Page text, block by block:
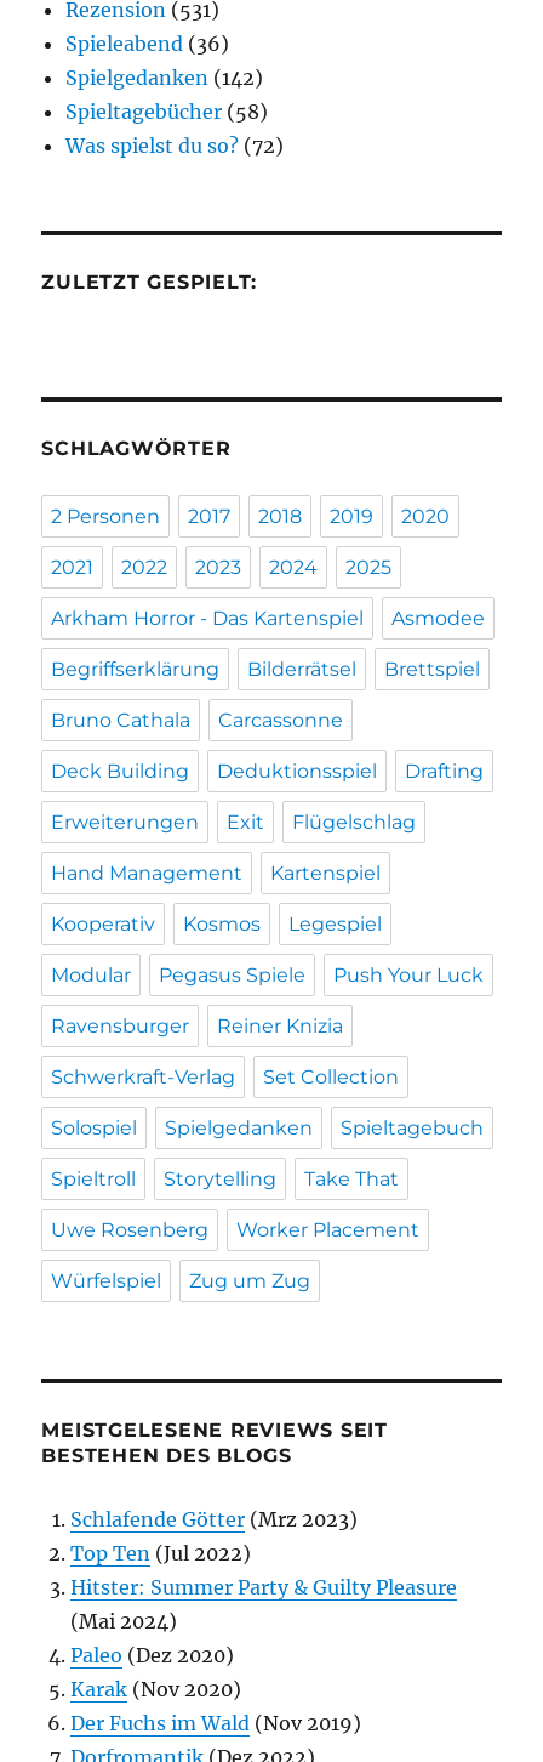
Rezension (531)
Spieleabend (36)
Spielgedanken (142)
Spieltagebücher (58)
Was spielst du so? (72)
ZULETZT GESPIELT:
SCHLAGWÖRTER
2 Personen 2017 2018 2019 2020
2021 2022 2023 2024 2025
Arkham Horror - Das Kartenspiel Asmodee
Begriffserklärung Bilderrätsel Brettspiel
Bruno Cathala Carcassonne
Deck Building Deduktionsspiel Drafting
Erweiterungen Exit Flügelschlag
Hand Management Kartenspiel
Kooperativ Kosmos Legespiel
Modular Pegasus Spiele Push Your Luck
Ravensburger Reiner Knizia
Schwerkraft-Verlag Set Collection
Solospiel Spielgedanken Spieltagebuch
Spieltroll Storytelling Take That
Uwe Rosenberg Worker Placement
Würfelspiel Zug um Zug
MEISTGELESENE REVIEWS SEIT
BESTEHEN DES BLOGS
Schlafende Götter (Mrz 2023)
Top Ten (Jul 2022)
Hitster: Summer Party & Guilty Pleasure
(Mai 2024)
Paleo (Dez 2020)
Karak (Nov 2020)
Der Fuchs im Wald (Nov 2019)
Dorfromantik (Dez 2022)